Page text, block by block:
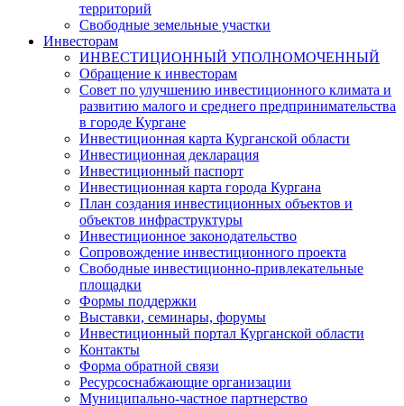
территорий
Свободные земельные участки
Инвесторам
ИНВЕСТИЦИОННЫЙ УПОЛНОМОЧЕННЫЙ
Обращение к инвесторам
Совет по улучшению инвестиционного климата и
развитию малого и среднего предпринимательства
в городе Кургане
Инвестиционная карта Курганской области
Инвестиционная декларация
Инвестиционный паспорт
Инвестиционная карта города Кургана
План создания инвестиционных объектов и
объектов инфраструктуры
Инвестиционное законодательство
Сопровождение инвестиционного проекта
Свободные инвестиционно-привлекательные
площадки
Формы поддержки
Выставки, семинары, форумы
Инвестиционный портал Курганской области
Контакты
Форма обратной связи
Ресурсоснабжающие организации
Муниципально-частное партнерство